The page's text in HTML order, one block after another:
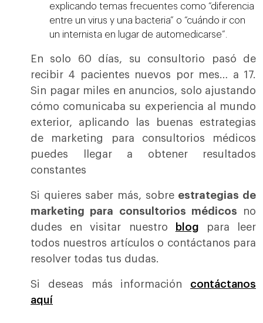
explicando temas frecuentes como “diferencia
entre un virus y una bacteria” o “cuándo ir con
un internista en lugar de automedicarse”.
En solo 60 días, su consultorio pasó de
recibir 4 pacientes nuevos por mes… a 17.
Sin pagar miles en anuncios, solo ajustando
cómo comunicaba su experiencia al mundo
exterior, aplicando las buenas estrategias
de marketing para consultorios médicos
puedes llegar a obtener resultados
constantes
Si quieres saber más, sobre estrategias de
marketing para consultorios médicos no
dudes en visitar nuestro
blog para leer
todos nuestros artículos o contáctanos para
resolver todas tus dudas.
Si deseas más información contáctanos
aquí